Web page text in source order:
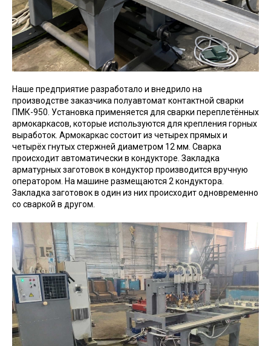
Наше предприятие разработало и внедрило на
производстве заказчика полуавтомат контактной сварки
ПМК-950. Установка применяется для сварки переплетённых
армокаркасов, которые используются для крепления горных
выработок. Армокаркас состоит из четырех прямых и
четырёх гнутых стержней диаметром 12 мм. Сварка
происходит автоматически в кондукторе. Закладка
арматурных заготовок в кондуктор производится вручную
оператором. На машине размещаются 2 кондуктора.
Закладка заготовок в один из них происходит одновременно
со сваркой в другом.